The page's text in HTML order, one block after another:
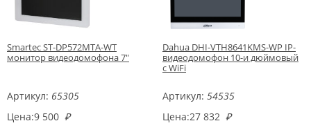
Smartec ST-DP572MTA-WT
монитор видеодомофона 7"
Артикул: 65305
Цена:9 500 ₽
Dahua DHI-VTH8641KMS-WP IP-
видеодомофон 10-и дюймовый
с WiFi
Артикул: 54535
Цена:27 832 ₽